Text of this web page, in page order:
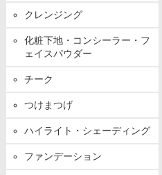
クレンジング
化粧下地・コンシーラー・フ
ェイスパウダー
チーク
つけまつげ
ハイライト・シェーディング
ファンデーション